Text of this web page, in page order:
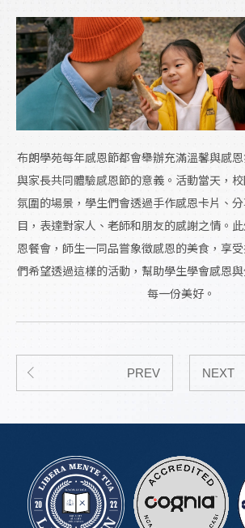
布朗學苑每年感恩節都會舉辦充滿溫馨與感
與家長共同體驗感恩節的意義。活動當天，
氛圍的場景，學生們會透過手作感恩卡片、
目，表達對家人、老師和朋友的感謝之情。
恩餐會，師生一同品嘗象徵感恩的美食，享
們希望透過這樣的活動，幫助學生學會感恩
每一份美好。
PREV NEXT